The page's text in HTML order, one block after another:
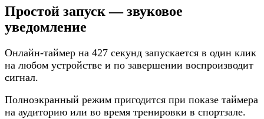
Простой запуск — звуковое
уведомление
Онлайн‑таймер на 427 секунд запускается в один клик
на любом устройстве и по завершении воспроизводит
сигнал.
Полноэкранный режим пригодится при показе таймера
на аудиторию или во время тренировки в спортзале.